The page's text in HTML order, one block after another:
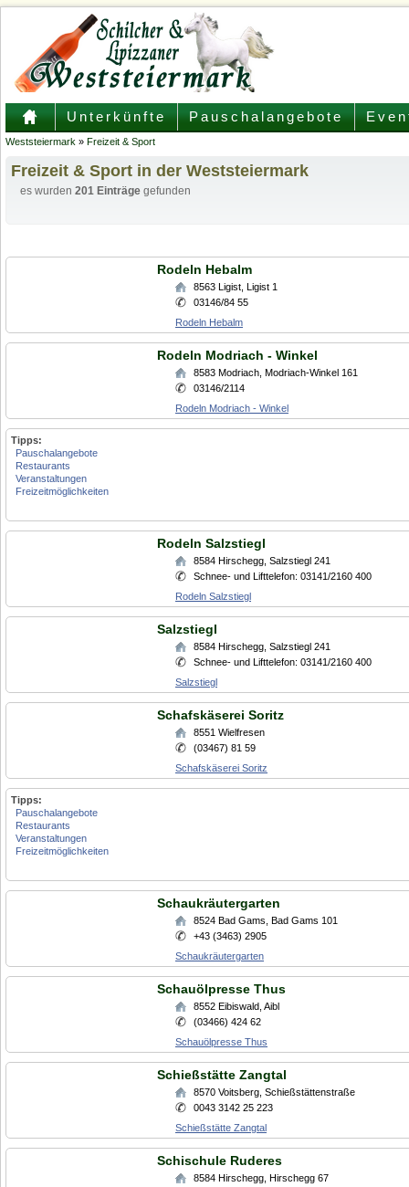
Unterkünfte Pauschalangebote
Weststeiermark » Freizeit & Sport
Freizeit & Sport in der Weststeiermark
es wurden 201 Einträge gefunden
Rodeln Hebalm
8563 Ligist Ligist 1
03146/84 55
Rodeln Hebalm
Rodeln Modriach - Winkel
8583 Modriach Modriach-Winkel 161
03146/2114
Rodeln Modriach - Winkel
Tipps:
Pauschalangebote
Restaurants
Veranstaltungen
Freizeitmöglichkeiten
Rodeln Salzstiegl
8584 Hirschegg Salzstiegl 241
Schnee- und Lifttelefon: 03141/2160 400
Rodeln Salzstiegl
Salzstiegl
8584 Hirschegg Salzstiegl 241
Schnee- und Lifttelefon: 03141/2160 400
Salzstiegl
Schafskäserei Soritz
8551 Wielfresen
(03467) 81 59
Schafskäserei Soritz
Tipps:
Pauschalangebote
Restaurants
Veranstaltungen
Freizeitmöglichkeiten
Schaukräutergarten
8524 Bad Gams Bad Gams 101
+43 (3463) 2905
Schaukräutergarten
Schauölpresse Thus
8552 Eibiswald Aibl
(03466) 424 62
Schauölpresse Thus
Schießstätte Zangtal
8570 Voitsberg Schießstättenstraße
0043 3142 25 223
Schießstätte Zangtal
Schischule Ruderes
8584 Hirschegg Hirschegg 67